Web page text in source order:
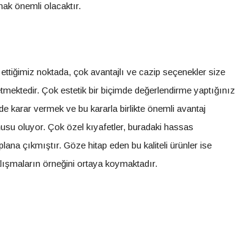
önemli olacaktır.
noktada, çok avantajlı ve cazip seçenekler size
Çok estetik bir biçimde değerlendirme yaptığınız
karar vermek ve bu kararla birlikte önemli avantaj
oluyor. Çok özel kıyafetler, buradaki hassas
çıkmıştır. Göze hitap eden bu kaliteli ürünler ise
örneğini ortaya koymaktadır.